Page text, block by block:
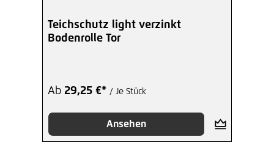
Teichschutz light verzinkt
Bodenrolle Tor
Ab 29,25 €* / Je Stück
Ansehen